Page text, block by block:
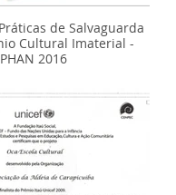
de Salvaguarda
Cultural Imaterial -
2016